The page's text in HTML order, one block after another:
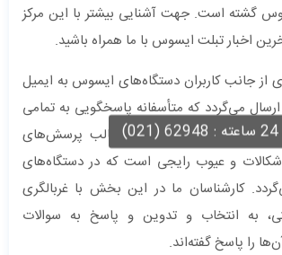
گشته است. جهت آشنایی بیشتر با این مرکز
اخبار تبلت ایسوس با ما همراه باشید.
جانب کاربران دستگاه‌های ایسوس به ایمیل
می‌گردد که متأسفانه پاسخگویی به تمامی
وقت امکان‌پذیر نمی‌باشد؛ غالب پرسش‌های
اشکالات و عیوب رایجی است که در دستگاه‌های
کارشناسان ما در این بخش با غربالگری
به انتخاب و تدوین و پاسخ به سوالات
را پاسخ گفته‌اند.